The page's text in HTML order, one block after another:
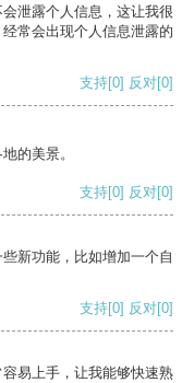
泄露个人信息，这让我很
常会出现个人信息泄露的
支持[0] 反对[0]
的美景。
支持[0] 反对[0]
新功能，比如增加一个自
支持[0] 反对[0]
易上手，让我能够快速熟